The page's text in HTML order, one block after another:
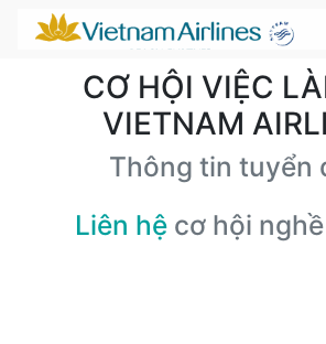
CƠ HỘI VIỆC
VIETNAM
Thông tin tuyển
Liên hệ cơ hội